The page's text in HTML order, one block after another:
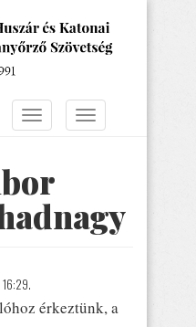
Navigáció
Navigáció
érkeztünk, a